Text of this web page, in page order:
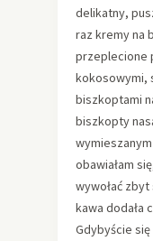
delikatny,
raz kremy na
przeplecione
kokosowymi,
biszkoptami
biszkopty
obawiałam
wywołać
kawa dodała
Gdybyście